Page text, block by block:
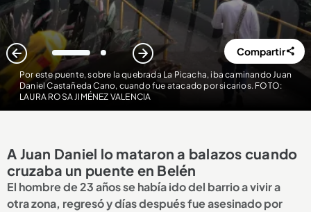
Por este puente, sobre la quebrada La Picacha, iba caminando Juan
Daniel Castañeda Cano, cuando fue atacado por sicarios. FOTO:
LAURA ROSA JIMÉNEZ VALENCIA
1 2 Compartir
A Juan Daniel lo mataron a balazos cuando
cruzaba un puente en Belén
El hombre de 23 años se había ido del barrio a vivir a
otra zona, regresó y días después fue asesinado por